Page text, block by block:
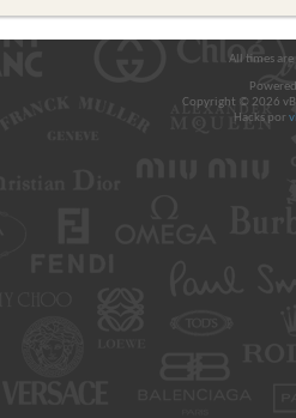
All times
Copyright © 2026
Hacks por